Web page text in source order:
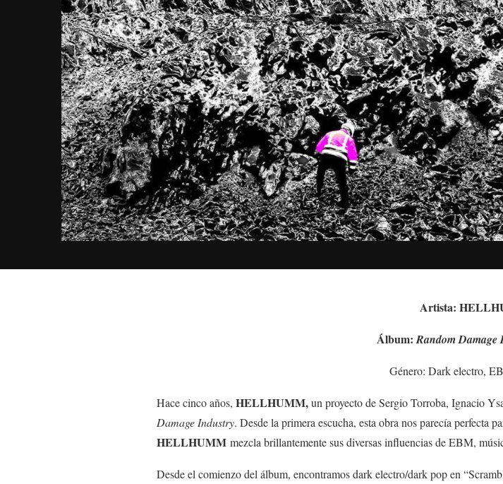
Artista:
Álbum:Random Damage
Género: Dark electro,
Hace cinco años, HELLHUMM,un proyecto de Sergio Torroba, Ignacio
Damage Industry. Desde la primera escucha, esta obra nos parecía perfecta
HELLHUMM mezcla brillantemente sus diversas influencias de EBM,
Desde el comienzo del álbum, encontramos dark electro/dark pop en